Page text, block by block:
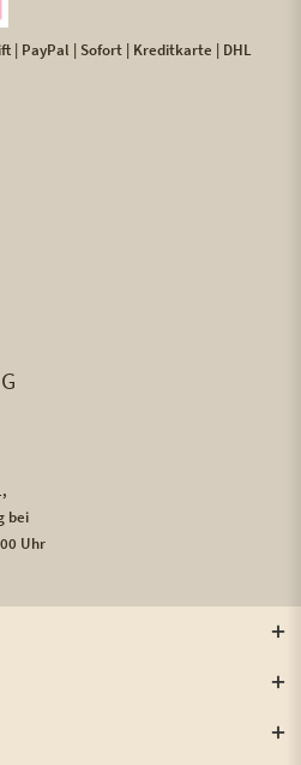
| PayPal | Sofort | Kreditkarte | DHL
bei
Uhr